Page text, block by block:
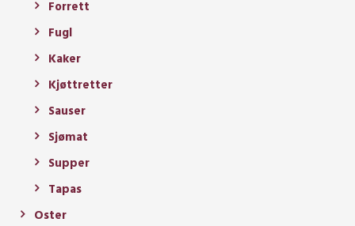
Forrett
Fugl
Kaker
Kjøttretter
Sauser
Sjømat
Supper
Tapas
Oster